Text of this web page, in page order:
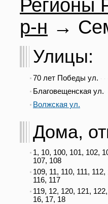
Регионы
р-н →
Улицы:
70 лет Победы ул.
Благовещенская ул.
Волжская ул.
Дома,
1, 10, 100, 101, 102,
107, 108
109, 11, 110, 111, 112,
116, 117
119, 12, 120, 121,
16, 17, 18